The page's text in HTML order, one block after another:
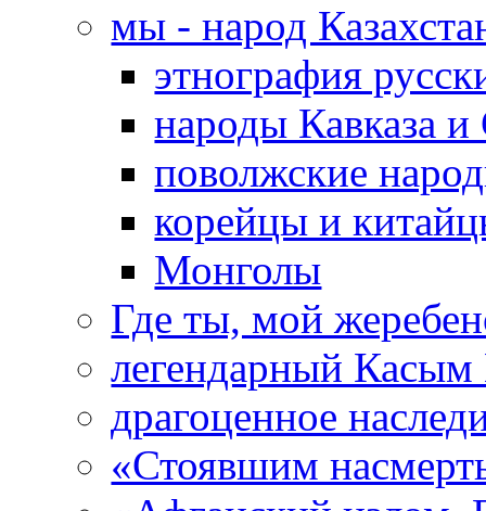
мы - народ
этнография
народы Кавказа
поволжские
корейцы и
Монголы
Где ты, мой
легендарный Касым
драгоценное
«Стоявшим